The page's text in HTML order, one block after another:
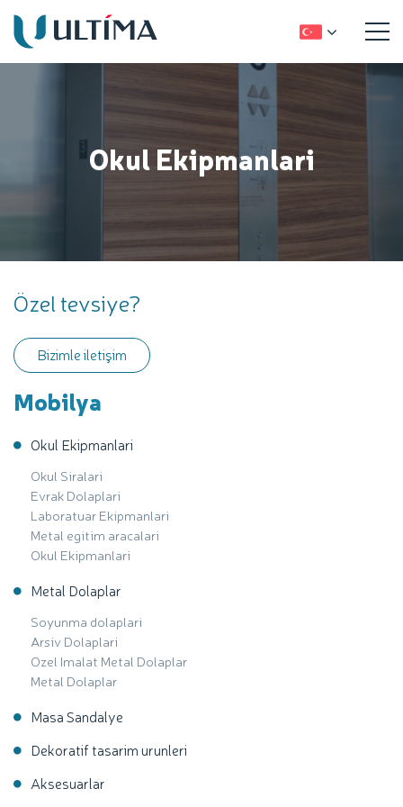
Okul Ekipmanlari
Mobilya
Okul Ekipmanlari
Okul Siralari
Evrak Dolaplari
Laboratuar Ekipmanlari
Metal egitim aracalari
Okul Ekipmanlari
Metal Dolaplar
Soyunma dolaplari
Arsiv Dolaplari
Ozel Imalat Metal Dolaplar
Metal Dolaplar
Masa Sandalye
Dekoratif tasarim urunleri
Aksesuarlar
Özel tevsiye?
Bizimle iletişim